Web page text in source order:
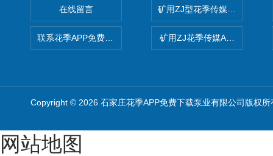
在线留言 矿用ZJ型花季传媒APP免费版
矿用ZJ花季传媒APP免费版
Copyright © 2026 石家庄花季APP免费下载泵业有限公司版权所
网站地图